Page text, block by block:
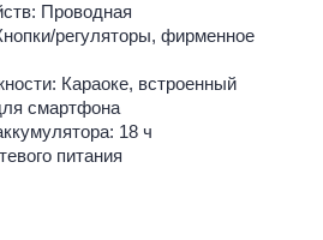
Проводная
регуляторы, фирменное
Караоке, встроенный
смартфона
18 ч
питания